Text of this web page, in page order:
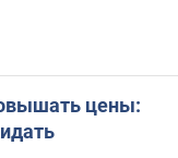
цены: